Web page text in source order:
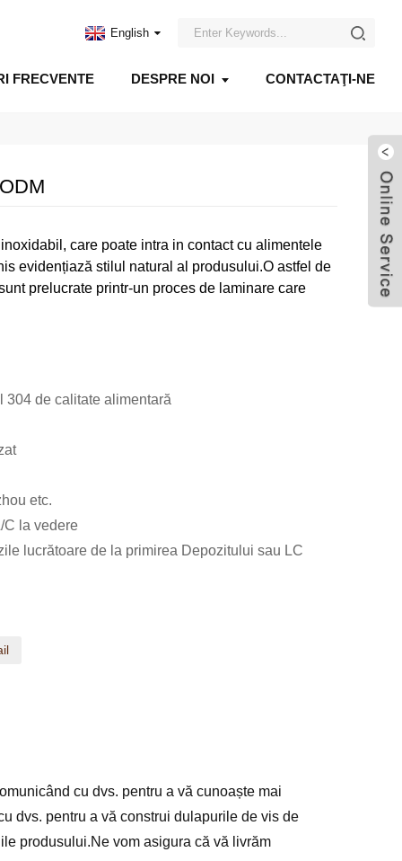
FRECVENTE DESPRE NOI CONTACTAŢI-NE
English
care poate intra in contact cu alimentele
evidențiază stilul natural al produsului.O astfel de
prelucrate printr-un proces de laminare care
304 de calitate alimentară
etc.
C la vedere
lucrătoare de la primirea Depozitului sau LC
cu dvs. pentru a vă cunoaște mai
dvs. pentru a vă construi dulapurile de vis de
produsului.Ne vom asigura că vă livrăm